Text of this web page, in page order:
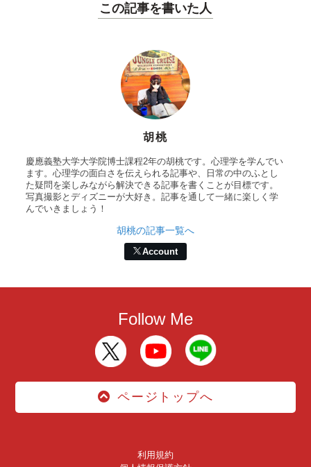
この記事を書いた人
胡桃
慶應義塾大学大学院博士課程2年の胡桃です。心理学を学んでい
ます。心理学の面白さを伝えられる記事や、日常の中のふとし
た疑問を楽しみながら解決できる記事を書くことが目標です。
写真撮影とディズニーが大好き。記事を通して一緒に楽しく学
んでいきましょう！
胡桃の記事一覧へ
Account
Follow Me
ページトップへ
利用規約